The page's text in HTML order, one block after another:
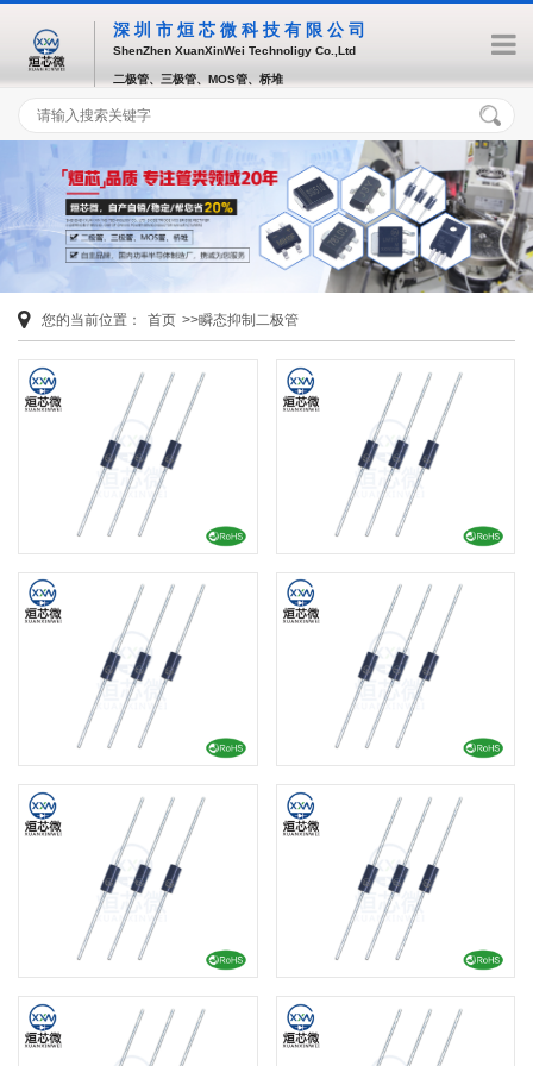
深圳市烜芯微科技有限公司
ShenZhen XuanXinWei Technoligy Co.,Ltd
二极管、三极管、MOS管、桥堆
您的当前位置： 首页 >>瞬态抑制二极管